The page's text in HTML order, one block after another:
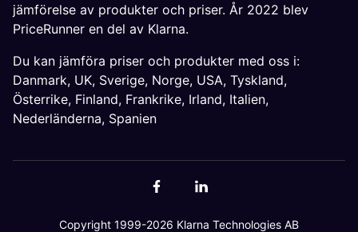
jämförelse av produkter och priser. År 2022 blev
PriceRunner en del av Klarna.
Du kan jämföra priser och produkter med oss i:
Danmark, UK, Sverige, Norge, USA, Tyskland,
Österrike, Finland, Frankrike, Irland, Italien,
Nederländerna, Spanien
Copyright 1999-2026 Klarna Technologies AB